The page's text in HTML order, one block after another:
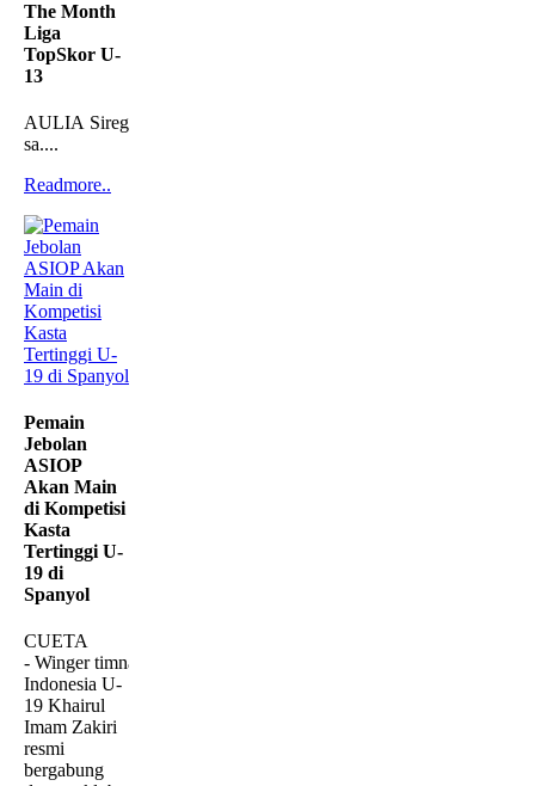
The Month
Liga
TopSkor U-
13
AULIA Siregar
sa....
Readmore..
Pemain
Jebolan
ASIOP
Akan Main
di Kompetisi
Kasta
Tertinggi U-
19 di
Spanyol
CUETA
- Winger timnas
Indonesia U-
19 Khairul
Imam Zakiri
resmi
bergabung